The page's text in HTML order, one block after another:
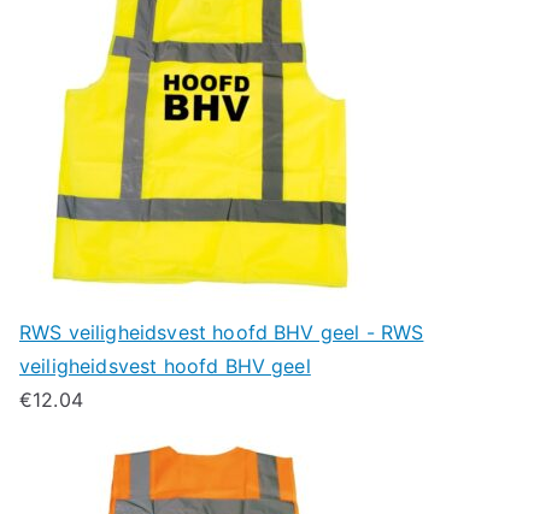
RWS veiligheidsvest hoofd BHV geel - RWS
veiligheidsvest hoofd BHV geel
€12.04